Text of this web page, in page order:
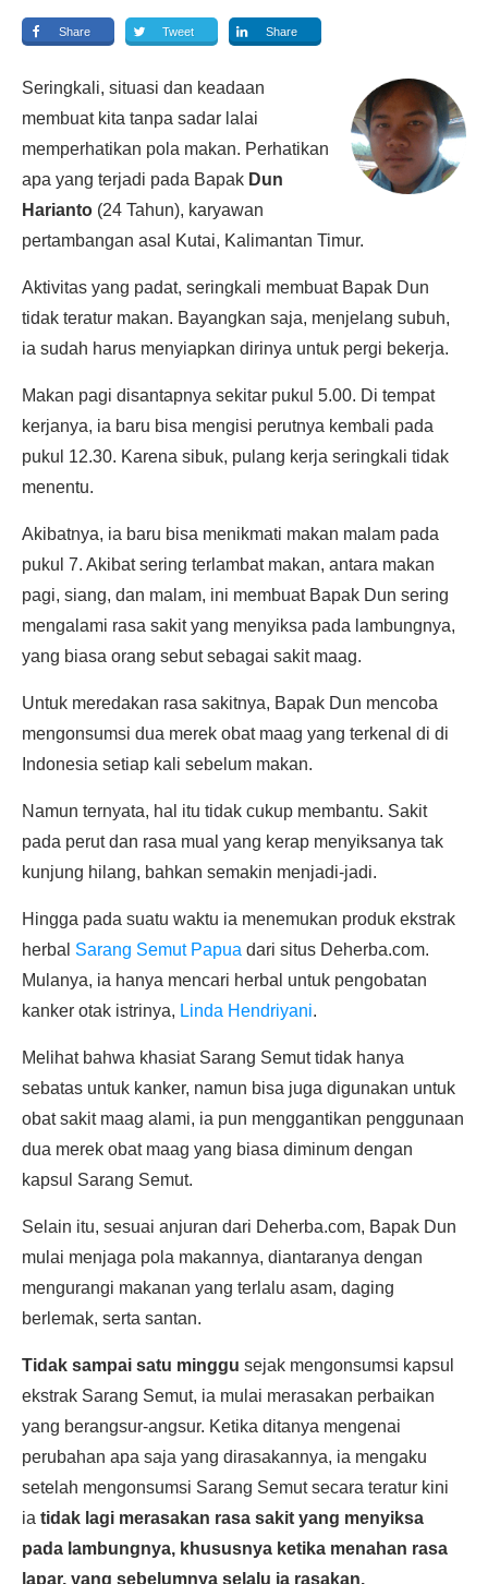
Share Tweet Share
Seringkali, situasi dan keadaan
membuat kita tanpa sadar lalai
memperhatikan pola makan. Perhatikan
apa yang terjadi pada Bapak Dun
Harianto (24 Tahun), karyawan
pertambangan asal Kutai, Kalimantan Timur.
Aktivitas yang padat, seringkali membuat Bapak Dun
tidak teratur makan. Bayangkan saja, menjelang subuh,
ia sudah harus menyiapkan dirinya untuk pergi bekerja.
Makan pagi disantapnya sekitar pukul 5.00. Di tempat
kerjanya, ia baru bisa mengisi perutnya kembali pada
pukul 12.30. Karena sibuk, pulang kerja seringkali tidak
menentu.
Akibatnya, ia baru bisa menikmati makan malam pada
pukul 7. Akibat sering terlambat makan, antara makan
pagi, siang, dan malam, ini membuat Bapak Dun sering
mengalami rasa sakit yang menyiksa pada lambungnya,
yang biasa orang sebut sebagai sakit maag.
Untuk meredakan rasa sakitnya, Bapak Dun mencoba
mengonsumsi dua merek obat maag yang terkenal di di
Indonesia setiap kali sebelum makan.
Namun ternyata, hal itu tidak cukup membantu. Sakit
pada perut dan rasa mual yang kerap menyiksanya tak
kunjung hilang, bahkan semakin menjadi-jadi.
Hingga pada suatu waktu ia menemukan produk ekstrak
herbal Sarang Semut Papua dari situs Deherba.com.
Mulanya, ia hanya mencari herbal untuk pengobatan
kanker otak istrinya, Linda Hendriyani.
Melihat bahwa khasiat Sarang Semut tidak hanya
sebatas untuk kanker, namun bisa juga digunakan untuk
obat sakit maag alami, ia pun menggantikan penggunaan
dua merek obat maag yang biasa diminum dengan
kapsul Sarang Semut.
Selain itu, sesuai anjuran dari Deherba.com, Bapak Dun
mulai menjaga pola makannya, diantaranya dengan
mengurangi makanan yang terlalu asam, daging
berlemak, serta santan.
Tidak sampai satu minggu sejak mengonsumsi kapsul
ekstrak Sarang Semut, ia mulai merasakan perbaikan
yang berangsur-angsur. Ketika ditanya mengenai
perubahan apa saja yang dirasakannya, ia mengaku
setelah mengonsumsi Sarang Semut secara teratur kini
ia tidak lagi merasakan rasa sakit yang menyiksa
pada lambungnya, khususnya ketika menahan rasa
lapar, yang sebelumnya selalu ia rasakan.